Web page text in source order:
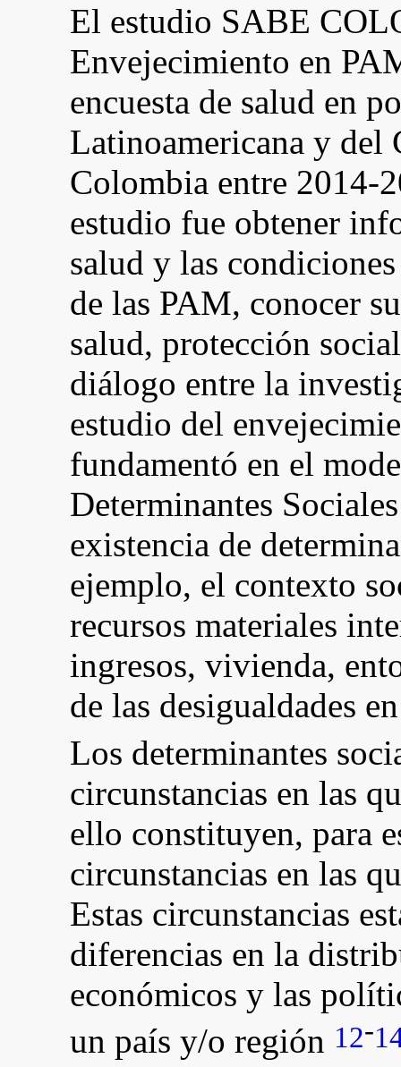
El estudio SABE
Envejecimiento en
encuesta de salud en
Latinoamericana y del
Colombia entre 2014-
estudio fue obtener
salud y las
de las PAM, conocer
salud, protección
diálogo entre la
estudio del
fundamentó en el
Determinantes
existencia de
ejemplo, el contexto
recursos materiales
ingresos, vivienda,
de las desigualdades
Los determinantes
circunstancias en las
ello constituyen, para
circunstancias en las
Estas circunstancias
diferencias en la
económicos y las
un país y/o región 12-